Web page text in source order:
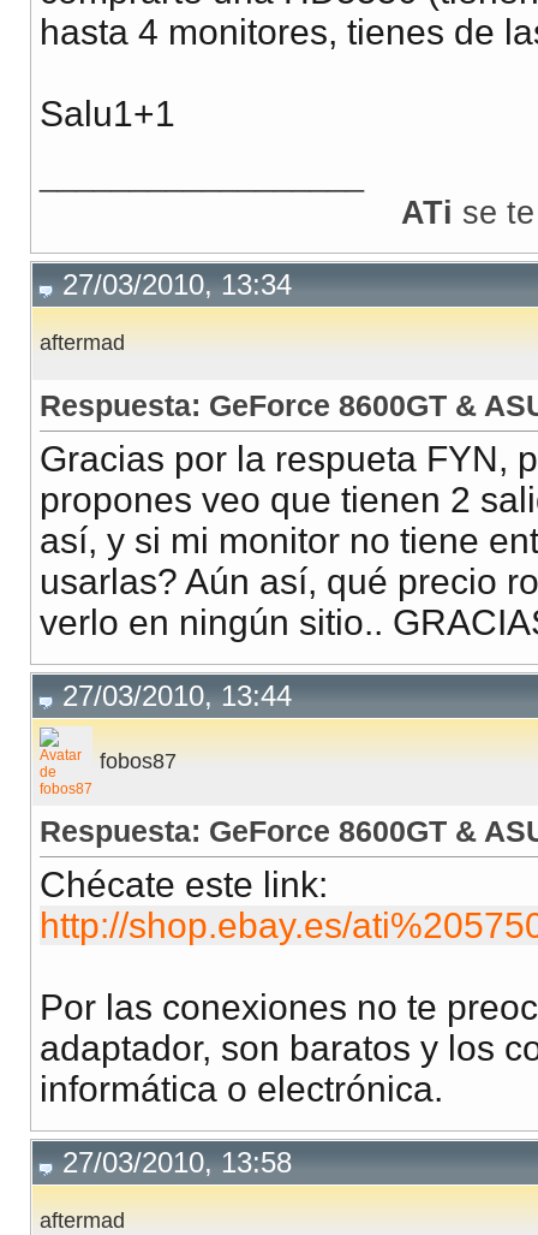
hasta 4 monitores, tienes de
Salu1+1
ATi se
27/03/2010, 13:34
aftermad
Respuesta: GeForce 8600GT &
Gracias por la respueta FYN,
propones veo que tienen 2
así, y si mi monitor no tiene
usarlas? Aún así, qué precio
verlo en ningún sitio..
27/03/2010, 13:44
fobos87
Respuesta: GeForce 8600GT &
Chécate este link:
http://shop.ebay.es/
Por las conexiones no te
adaptador, son baratos y los
informática o electrónica.
27/03/2010, 13:58
aftermad